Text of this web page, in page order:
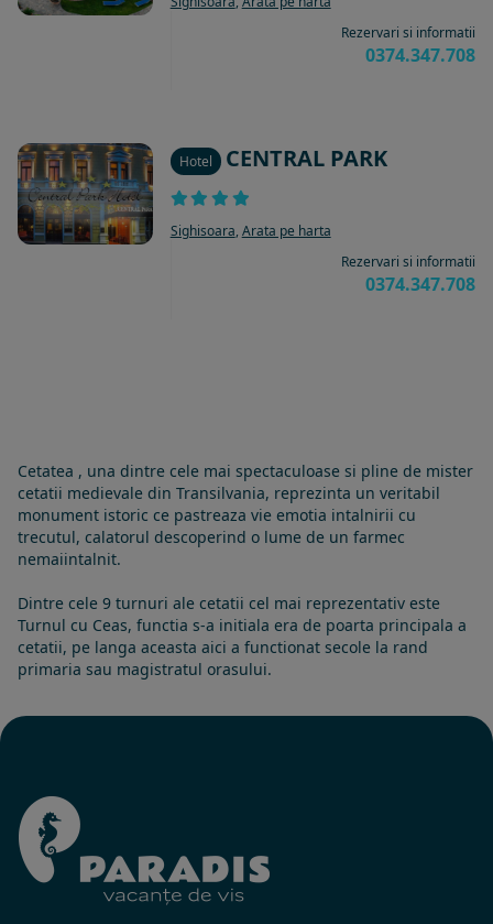
Rezervari si informatii
0374.347.708
Hotel CENTRAL PARK
Sighisoara, Arata pe harta
Rezervari si informatii
0374.347.708
Cetatea , una dintre cele mai spectaculoase si pline de mister
cetatii medievale din Transilvania, reprezinta un veritabil
monument istoric ce pastreaza vie emotia intalnirii cu
trecutul, calatorul descoperind o lume de un farmec
nemaiintalnit.
Dintre cele 9 turnuri ale cetatii cel mai reprezentativ este
Turnul cu Ceas, functia s-a initiala era de poarta principala a
cetatii, pe langa aceasta aici a functionat secole la rand
primaria sau magistratul orasului.